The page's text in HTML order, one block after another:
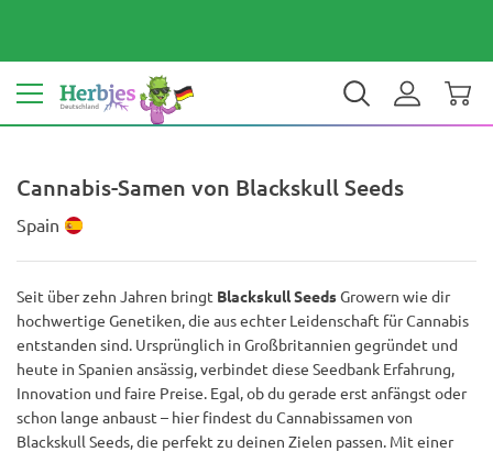
Dein Land: Deutschland € EUR DE
Cannabis-Samen von Blackskull Seeds
Spain
Seit über zehn Jahren bringt Blackskull SeedsGrowern wie dir
hochwertige Genetiken, die aus echter Leidenschaft für Cannabis
entstanden sind. Ursprünglich in Großbritannien gegründet und
heute in Spanien ansässig, verbindet diese Seedbank Erfahrung,
Innovation und faire Preise. Egal, ob du gerade erst anfängst oder
schon lange anbaust – hier findest du Cannabissamen von
Blackskull Seeds, die perfekt zu deinen Zielen passen. Mit einer